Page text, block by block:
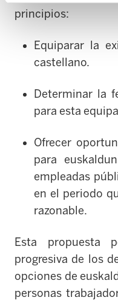
principios:
Equiparar la
castellano.
Determinar la
para esta
Ofrecer
para
empleadas
en el periodo
razonable.
Esta propuesta
progresiva de los
opciones de
personas